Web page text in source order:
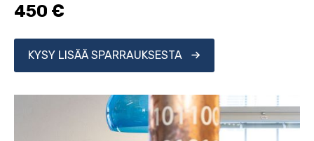
450 €
KYSY LISÄÄ SPARRAUKSESTA